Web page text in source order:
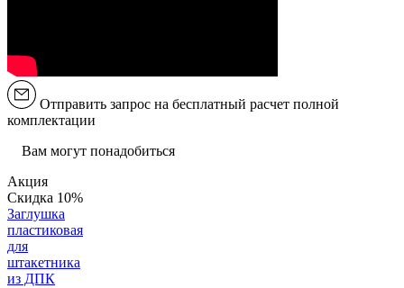
Отправить запрос на бесплатный расчет полной
комплектации
Вам могут понадобиться
Акция
Скидка 10%
Заглушка
пластиковая
для
штакетника
из ДПК